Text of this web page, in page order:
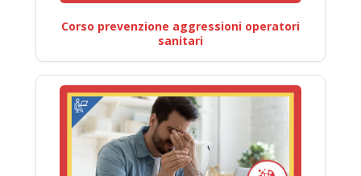
Corso prevenzione aggressioni operatori
sanitari